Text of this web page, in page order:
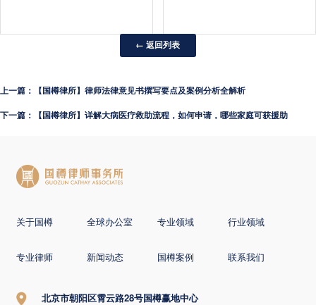
← 返回列表
上一篇：【国樽律所】律师法律意见书撰写要点及案例分析全解析
下一篇：【国樽律所】详解大病医疗救助流程，如何申请，哪些家庭可获援助
关于国樽 全球办公室 专业领域 行业领域
专业律师 新闻动态 国樽案例 联系我们
北京市朝阳区霄云路28号国樽赢地中心